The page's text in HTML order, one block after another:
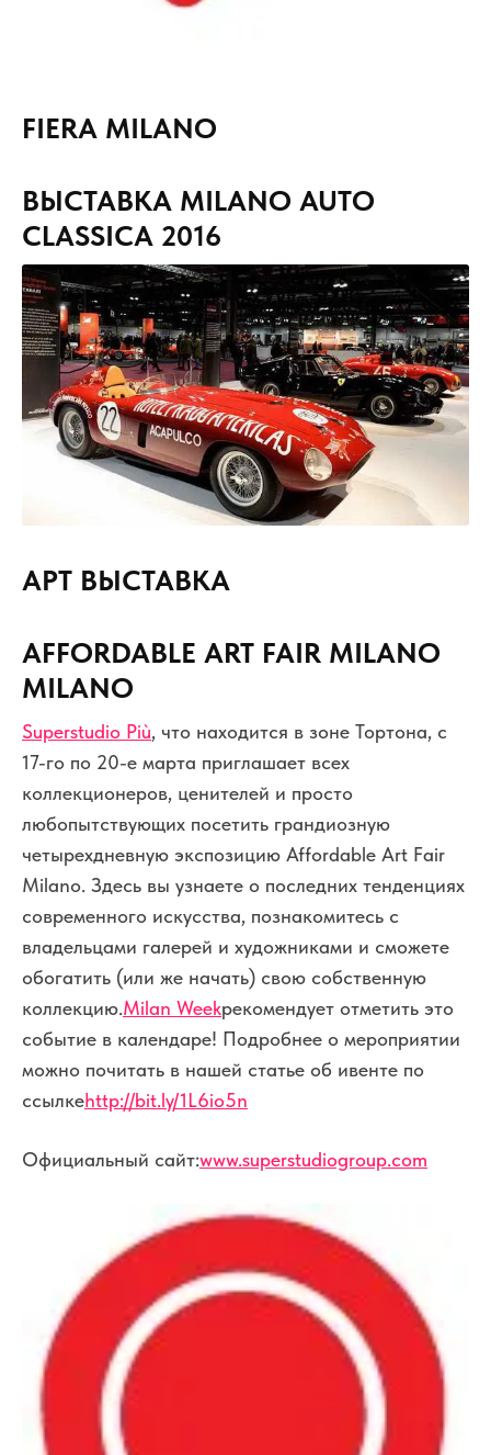
FIERA MILANO
ВЫСТАВКА MILANO AUTO
CLASSICA 2016
АРТ ВЫСТАВКА
AFFORDABLE ART FAIR MILANO
MILANO
Superstudio Più, что находится в зоне Тортона, с
17-го по 20-е марта приглашает всех
коллекционеров, ценителей и просто
любопытствующих посетить грандиозную
четырехдневную экспозицию Affordable Art Fair
Milano. Здесь вы узнаете о последних тенденциях
современного искусства, познакомитесь с
владельцами галерей и художниками и сможете
обогатить (или же начать) свою собственную
коллекцию.Milan Weekрекомендует отметить это
событие в календаре! Подробнее о мероприятии
можно почитать в нашей статье об ивенте по
ссылкеhttp://bit.ly/1L6io5n
Официальный сайт:www.superstudiogroup.com